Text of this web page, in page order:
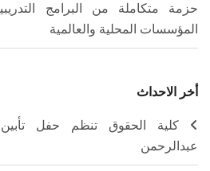
حزمة متكاملة من البرامج
المؤسسات المحلية والعالمية
أخر الاحداث
كلية الحقوق تنظم حفل
عبدالرحمن